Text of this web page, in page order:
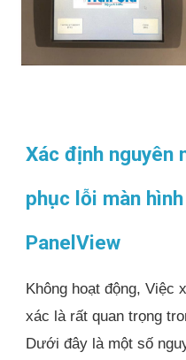
Xác định nguyên
phục lỗi màn
PanelView
Không hoạt động, Việc
xác là rất quan trọng
Dưới đây là một số